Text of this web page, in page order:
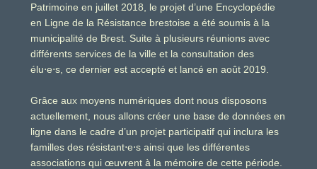
Patrimoine en juillet 2018, le projet d’une Encyclopédie
en Ligne de la Résistance brestoise a été soumis à la
municipalité de Brest. Suite à plusieurs réunions avec
différents services de la ville et la consultation des
élu⋅e⋅s, ce dernier est accepté et lancé en août 2019.
Grâce aux moyens numériques dont nous disposons
actuellement, nous allons créer une base de données en
ligne dans le cadre d’un projet participatif qui inclura les
familles des résistant⋅e⋅s ainsi que les différentes
associations qui œuvrent à la mémoire de cette période.